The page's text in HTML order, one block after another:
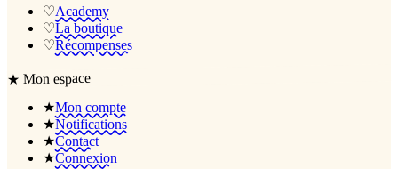
♡Academy
♡La boutique
♡Récompenses
★Mon espace
★Mon compte
★Notifications
★Contact
★Connexion